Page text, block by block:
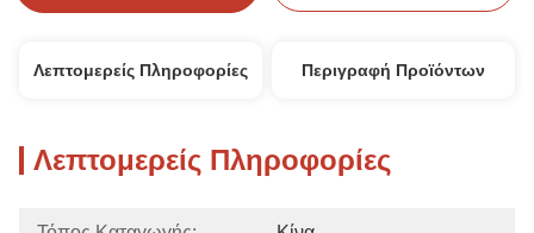
Λεπτομερείς Πληροφορίες Περιγραφή Προϊόντων
Λεπτομερείς Πληροφορίες